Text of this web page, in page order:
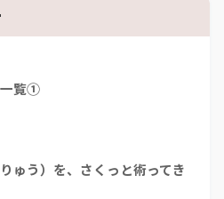
一覧①
ゅう）を、さくっと術ってき